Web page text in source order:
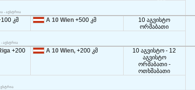
- ავსტრია
კმ A 10 Wien +500 კმ
10 აგვისტო
ორშაბათი
ავსტრია
+200
A 10 Wien, +200 კმ
10 აგვისტო - 12
აგვისტო
ორშაბათი -
ოთხშაბათი